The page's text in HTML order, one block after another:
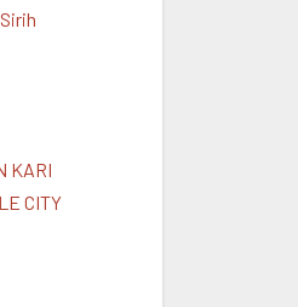
KARI
CITY